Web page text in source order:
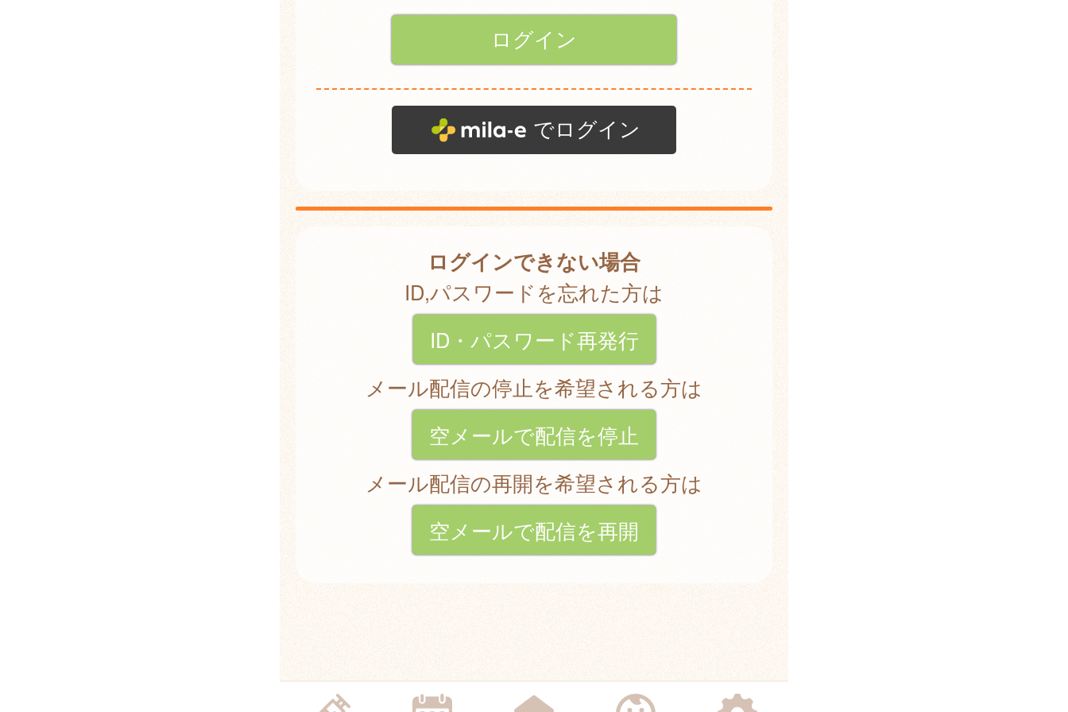
でログイン
ログインできない場合
ID,パスワードを忘れた方は
ID・パスワード再発行
メール配信の停止を希望される方は
空メールで配信を停止
メール配信の再開を希望される方は
空メールで配信を再開